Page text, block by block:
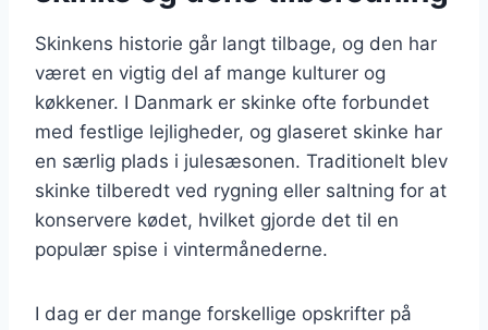
Skinkens historie går langt tilbage, og den har
været en vigtig del af mange kulturer og
køkkener. I Danmark er skinke ofte forbundet
med festlige lejligheder, og glaseret skinke har
en særlig plads i julesæsonen. Traditionelt blev
skinke tilberedt ved rygning eller saltning for at
konservere kødet, hvilket gjorde det til en
populær spise i vintermånederne.
I dag er der mange forskellige opskrifter på